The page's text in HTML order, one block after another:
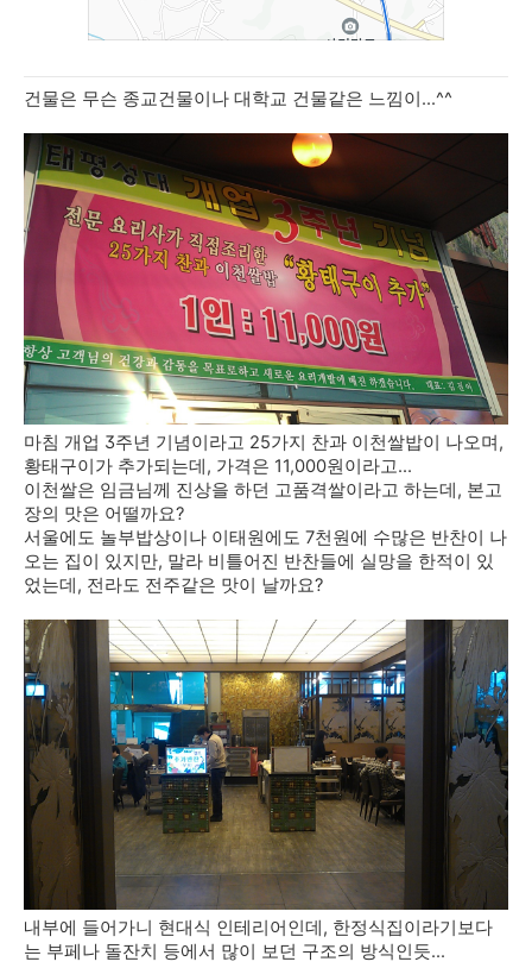
건물은 무슨 종교건물이나 대학교 건물같은 느낌이...^^
마침 개업 3주년 기념이라고 25가지 찬과 이천쌀밥이 나오며,
황태구이가 추가되는데, 가격은 11,000원이라고...
이천쌀은 임금님께 진상을 하던 고품격쌀이라고 하는데, 본고
장의 맛은 어떨까요?
서울에도 놀부밥상이나 이태원에도 7천원에 수많은 반찬이 나
오는 집이 있지만, 말라 비틀어진 반찬들에 실망을 한적이 있
었는데, 전라도 전주같은 맛이 날까요?
내부에 들어가니 현대식 인테리어인데, 한정식집이라기보다
는 부페나 돌잔치 등에서 많이 보던 구조의 방식인듯...